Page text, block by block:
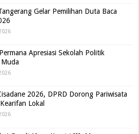
Gelar Pemilihan Duta Baca
Apresiasi Sekolah Politik
2026, DPRD Dorong Pariwisata
Lokal